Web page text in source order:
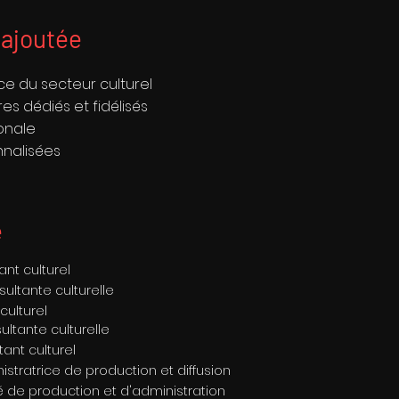
du secteur culturel
dédiés et fidélisés
culturel
culturelle
culturelle
culturel
de production et diffusion
de production et d'administration